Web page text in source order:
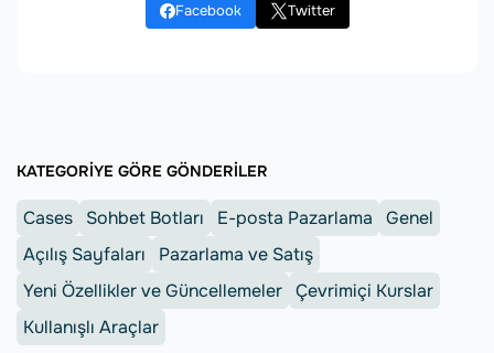
Facebook Twitter
KATEGORIYE GÖRE GÖNDERILER
Cases Sohbet Botları E-posta Pazarlama
Genel
Açılış Sayfaları
Pazarlama ve Satış
Yeni Özellikler ve Güncellemeler Çevrimiçi Kurslar
Kullanışlı Araçlar